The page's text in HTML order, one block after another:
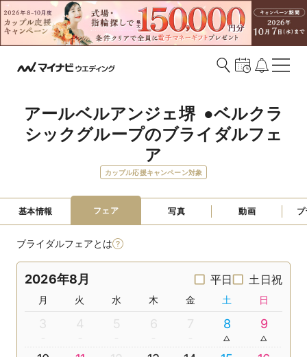
アールベルアンジェ堺  ●ベルクラ
シックグループのブライダルフェ
ア
カップル応援キャンペーン対象
基本情報 フェア 写真 動画
ブライダルフェアとは
2026年8月 平日 土日祝
月 火 水 木 金 土 日
3 4 5 6 7 8 9